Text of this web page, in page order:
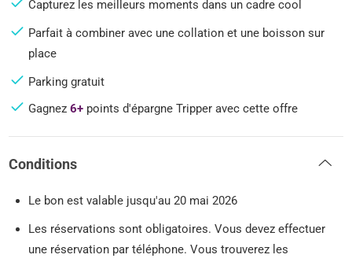
Capturez les meilleurs moments dans un cadre cool
Parfait à combiner avec une collation et une boisson sur
place
Parking gratuit
Gagnez6+ points d'épargne Tripper avec cette offre
Conditions
Le bon est valable jusqu'au 20 mai 2026
Les réservations sont obligatoires. Vous devez effectuer
une réservation par téléphone. Vous trouverez les